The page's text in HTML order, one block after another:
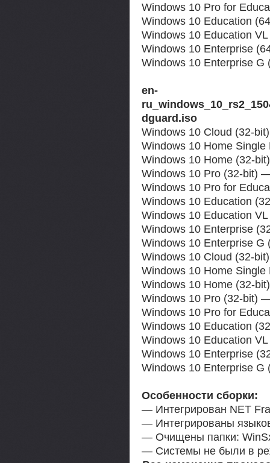
Windows 10 Pro for
Windows 10 Education
Windows 10 Education
Windows 10 Enterprise
Windows 10 Enterprise
en-
dguard.iso
Windows 10 Cloud (32-
Windows 10 Home
Windows 10 Home (32-
Windows 10 Pro (32-bit)
Windows 10 Pro for
Windows 10 Education
Windows 10 Education
Windows 10 Enterprise
Windows 10 Enterprise
Windows 10 Cloud (32-
Windows 10 Home
Windows 10 Home (32-
Windows 10 Pro (32-bit)
Windows 10 Pro for
Windows 10 Education
Windows 10 Education
Windows 10 Enterprise
Windows 10 Enterprise
Особенности сборки:
— Интегрирован NET
— Интегрированы
— Очищены папки:
— Системы не были в